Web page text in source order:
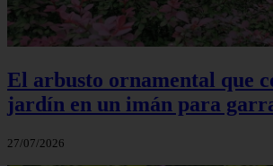
El arbusto ornamental que
jardín en un imán para
27/07/2026